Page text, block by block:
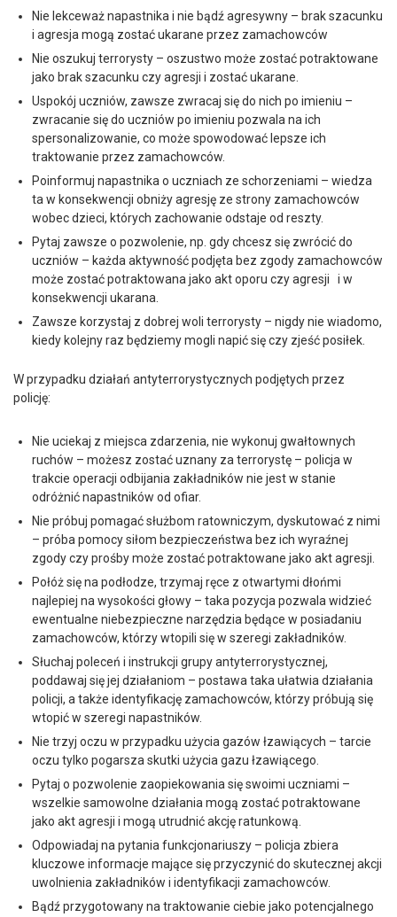
Nie lekceważ napastnika i nie bądź agresywny – brak szacunku
i agresja mogą zostać ukarane przez zamachowców
Nie oszukuj terrorysty – oszustwo może zostać potraktowane
jako brak szacunku czy agresji i zostać ukarane.
Uspokój uczniów, zawsze zwracaj się do nich po imieniu –
zwracanie się do uczniów po imieniu pozwala na ich
spersonalizowanie, co może spowodować lepsze ich
traktowanie przez zamachowców.
Poinformuj napastnika o uczniach ze schorzeniami – wiedza
ta w konsekwencji obniży agresję ze strony zamachowców
wobec dzieci, których zachowanie odstaje od reszty.
Pytaj zawsze o pozwolenie, np. gdy chcesz się zwrócić do
uczniów – każda aktywność podjęta bez zgody zamachowców
może zostać potraktowana jako akt oporu czy agresji i w
konsekwencji ukarana.
Zawsze korzystaj z dobrej woli terrorysty – nigdy nie wiadomo,
kiedy kolejny raz będziemy mogli napić się czy zjeść posiłek.
W przypadku działań antyterrorystycznych podjętych przez
policję:
Nie uciekaj z miejsca zdarzenia, nie wykonuj gwałtownych
ruchów – możesz zostać uznany za terrorystę – policja w
trakcie operacji odbijania zakładników nie jest w stanie
odróżnić napastników od ofiar.
Nie próbuj pomagać służbom ratowniczym, dyskutować z nimi
– próba pomocy siłom bezpieczeństwa bez ich wyraźnej
zgody czy prośby może zostać potraktowane jako akt agresji.
Połóż się na podłodze, trzymaj ręce z otwartymi dłońmi
najlepiej na wysokości głowy – taka pozycja pozwala widzieć
ewentualne niebezpieczne narzędzia będące w posiadaniu
zamachowców, którzy wtopili się w szeregi zakładników.
Słuchaj poleceń i instrukcji grupy antyterrorystycznej,
poddawaj się jej działaniom – postawa taka ułatwia działania
policji, a także identyfikację zamachowców, którzy próbują się
wtopić w szeregi napastników.
Nie trzyj oczu w przypadku użycia gazów łzawiących – tarcie
oczu tylko pogarsza skutki użycia gazu łzawiącego.
Pytaj o pozwolenie zaopiekowania się swoimi uczniami –
wszelkie samowolne działania mogą zostać potraktowane
jako akt agresji i mogą utrudnić akcję ratunkową.
Odpowiadaj na pytania funkcjonariuszy – policja zbiera
kluczowe informacje mające się przyczynić do skutecznej akcji
uwolnienia zakładników i identyfikacji zamachowców.
Bądź przygotowany na traktowanie ciebie jako potencjalnego